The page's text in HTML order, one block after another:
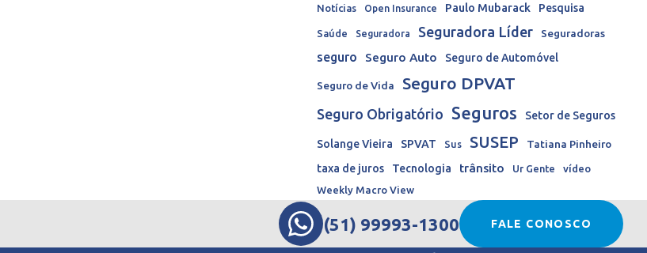
Notícias
Open Insurance Paulo Mubarack Pesquisa
Saúde Seguradora Seguradora Líder Seguradoras
seguro Seguro Auto Seguro de Automóvel
Seguro de Vida Seguro DPVAT
Seguro Obrigatório Seguros Setor de Seguros
Solange Vieira SPVAT Sus SUSEP
Tatiana Pinheiro
taxa de juros
Tecnologia trânsito Ur Gente
vídeo
Weekly Macro View
(51) 99993-1300 FALE CONOSCO